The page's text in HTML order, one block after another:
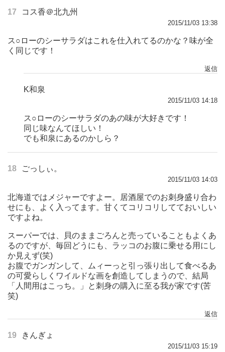
17 コス香＠北九州
2015/11/03 13:38
ス○ローのシーサラダはこれを仕入れてるのかな？味が全
く同じです！
返信
K和泉
2015/11/03 14:18
ス○ローのシーサラダのあの味が大好きです！
同じ味なんてほしい！
でも和泉にあるのかしら？
18 ごっしぃ。
2015/11/03 14:03
北海道ではメジャーですよー。居酒屋でのお刺身盛り合わ
せにも、よく入ってます。甘くてコリコリしてておいしい
ですよね。
スーパーでは、貝のままごろんと売っていることもよくあ
るのですが、毎回どうにも、ラッコのお腹に乗せる用にし
か見えず(笑)
お腹でガンガンして、ムィーっと引っ張り出して食べるあ
の可愛らしくワイルドな画を創造してしまうので、結局
「人間用はこっち。」と刺身の購入に至る我が家です(苦
笑)
返信
19 きんぎょ
2015/11/03 15:19